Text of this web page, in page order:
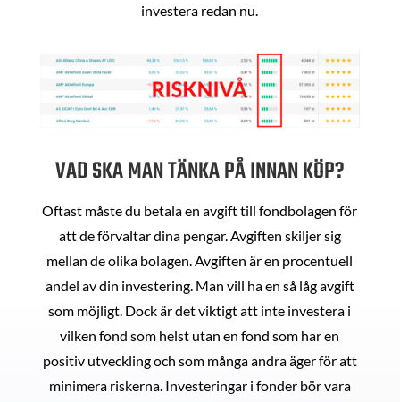
investera redan nu.
VAD SKA MAN TÄNKA PÅ INNAN KÖP?
Oftast måste du betala en avgift till fondbolagen för
att de förvaltar dina pengar. Avgiften skiljer sig
mellan de olika bolagen. Avgiften är en procentuell
andel av din investering. Man vill ha en så låg avgift
som möjligt. Dock är det viktigt att inte investera i
vilken fond som helst utan en fond som har en
positiv utveckling och som många andra äger för att
minimera riskerna. Investeringar i fonder bör vara